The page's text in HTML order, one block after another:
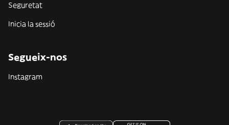
Seguretat
Inicia la sessió
Segueix-nos
Instagram